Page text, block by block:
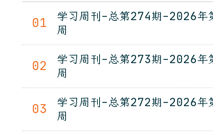
01
学习周刊-总第274期-2026年
周
02
学习周刊-总第273期-2026年
周
03
学习周刊-总第272期-2026年
周